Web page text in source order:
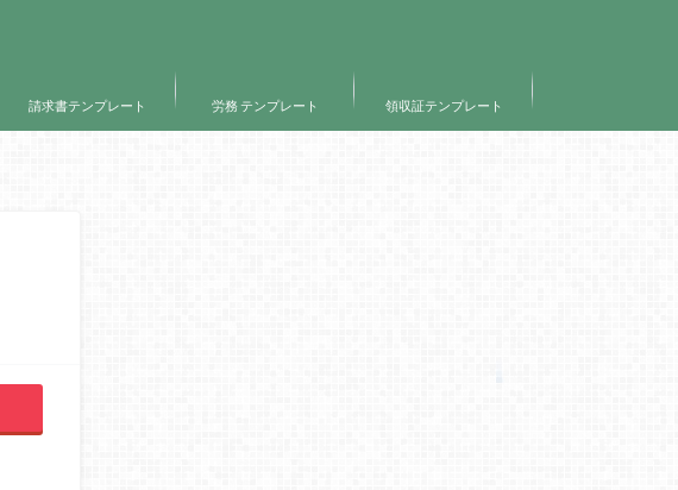
請求書テンプレート 労務 テンプレート 領収証テンプレート